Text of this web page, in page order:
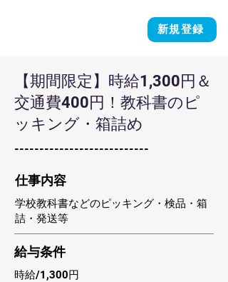
新規登録
【期間限定】時給1,300円＆
交通費400円！教科書のピ
ッキング・箱詰め
---------------------------
​仕事内容
学校教科書などのピッキング・検品・箱
詰・発送等
​給与条件
時給/1,300円